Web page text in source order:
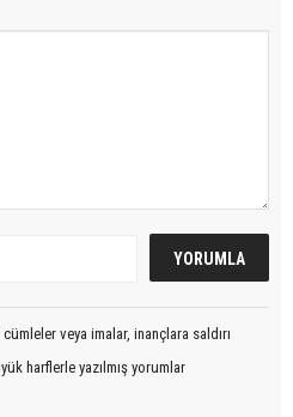
veya imalar, inançlara saldırı
harflerle yazılmış yorumlar